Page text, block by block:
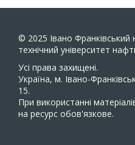
© 2025 Івано Франківський
технічний університет
Усi права захищенi.
Україна, м. Івано-
15.
При використанні
на ресурс обов'язкове.